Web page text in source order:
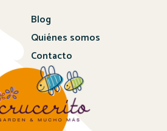
Blog
Quiénes somos
Contacto